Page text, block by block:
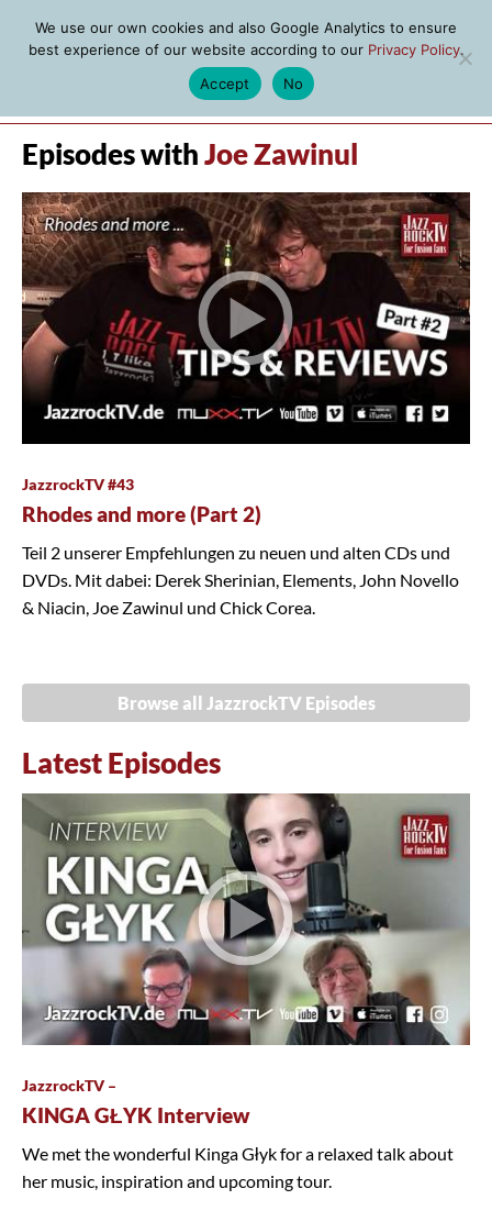
Episodes with Joe Zawinul
JazzrockTV #43
Rhodes and more (Part 2)
Teil 2 unserer Empfehlungen zu neuen und alten CDs und
DVDs. Mit dabei: Derek Sherinian, Elements, John Novello
& Niacin, Joe Zawinul und Chick Corea.
Browse all JazzrockTV Episodes
Latest Episodes
JazzrockTV –
KINGA GŁYK Interview
We met the wonderful Kinga Głyk for a relaxed talk about
her music, inspiration and upcoming tour.
We use our own cookies and also Google Analytics to ensure
best experience of our website according to our Privacy Policy.
Accept
No